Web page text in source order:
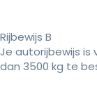
Rijbewijs B
Je autorijbewijs
dan 3500 kg te